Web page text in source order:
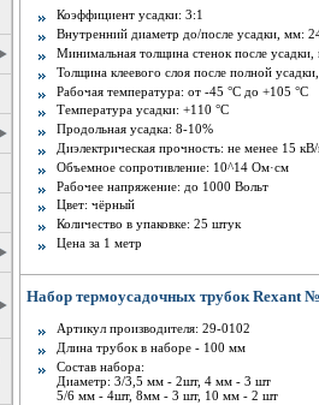
Коэффициент усадки: 3:1
Внутренний диаметр до/после усадки, мм:
Минимальная толщина стенок после
Толщина клеевого слоя после полной
Рабочая температура: от -45 °C до +105 °C
Температура усадки: +110 °С
Продольная усадка: 8-10%
Диэлектрическая прочность: не менее 15
Объемное сопротивление: 10^14 Ом·см
Рабочее напряжение: до 1000 Вольт
Цвет: чёрный
Количество в упаковке: 25 штук
Цена за 1 метр
Набор термоусадочных трубок Rexant
Артикул производителя: 29-0102
Длина трубок в наборе - 100 мм
Состав набора:
Диаметр: 3/3,5 мм - 2шт, 4 мм - 3 шт
5/6 мм - 4шт, 8мм - 3 шт, 10 мм - 2 шт